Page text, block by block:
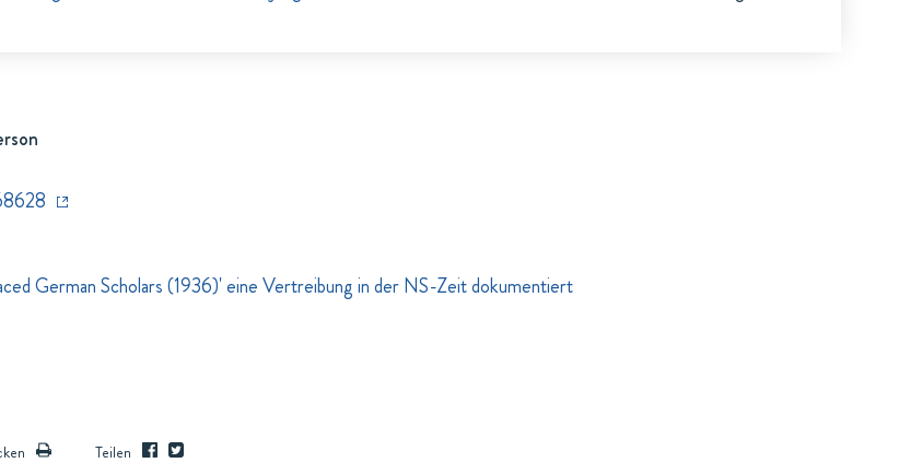
German Scholars (1936)' eine Vertreibung in der NS-Zeit dokumentiert
Teilen